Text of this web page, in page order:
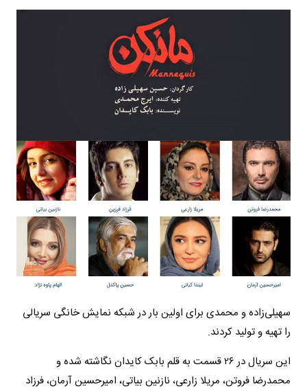
سهیلی‌زاده و محمدی برای اولین بار در شبکه نمایش خانگی سریالی
را تهیه و تولید کردند.
این سریال در ۲۶ قسمت به قلم بابک کایدان نگاشته شده و
محمدرضا فروتن، مریلا زارعی، نازنین بیاتی، امیرحسین آرمان، فرزاد